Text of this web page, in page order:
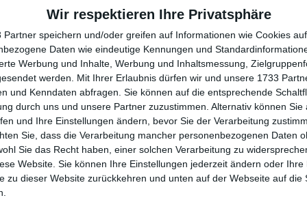
Wir respektieren Ihre Privatsphäre
Partner speichern und/oder greifen auf Informationen wie Cookies
Daten wie eindeutige Kennungen und
Werbung und Inhalte, Werbung und Inhaltsmessung,
werden. Mit Ihrer Erlaubnis dürfen wir und unsere 1733
und Kenndaten abfragen. Sie können auf die entsprechende
durch uns und unsere Partner zuzustimmen. Alternativ können Sie
und Ihre Einstellungen ändern, bevor Sie der Verarbeitung
Sie, dass die Verarbeitung mancher personenbezogenen Daten
Sie das Recht haben, einer solchen Verarbeitung zu
Website. Sie können Ihre Einstellungen jederzeit ändern oder Ihre
zu dieser Website zurückkehren und unten auf der Webseite auf die
in den letzten Wochen mit
die Russin mussten sich mit dem
positiven Tests des
nachdem er unverschuldet
tapfer geschlagen, wahrscheinlich,
ist, und er hat sein Treffen mit
ein Drama, als SocialMedia-
paar Wochen kurzzeitig nicht mehr
t,
B.
on
uss
mal
des
n
nt.
kel